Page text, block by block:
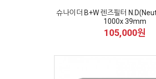
슈나이더 B+W 렌즈필터
1000x 39mm
105,000원